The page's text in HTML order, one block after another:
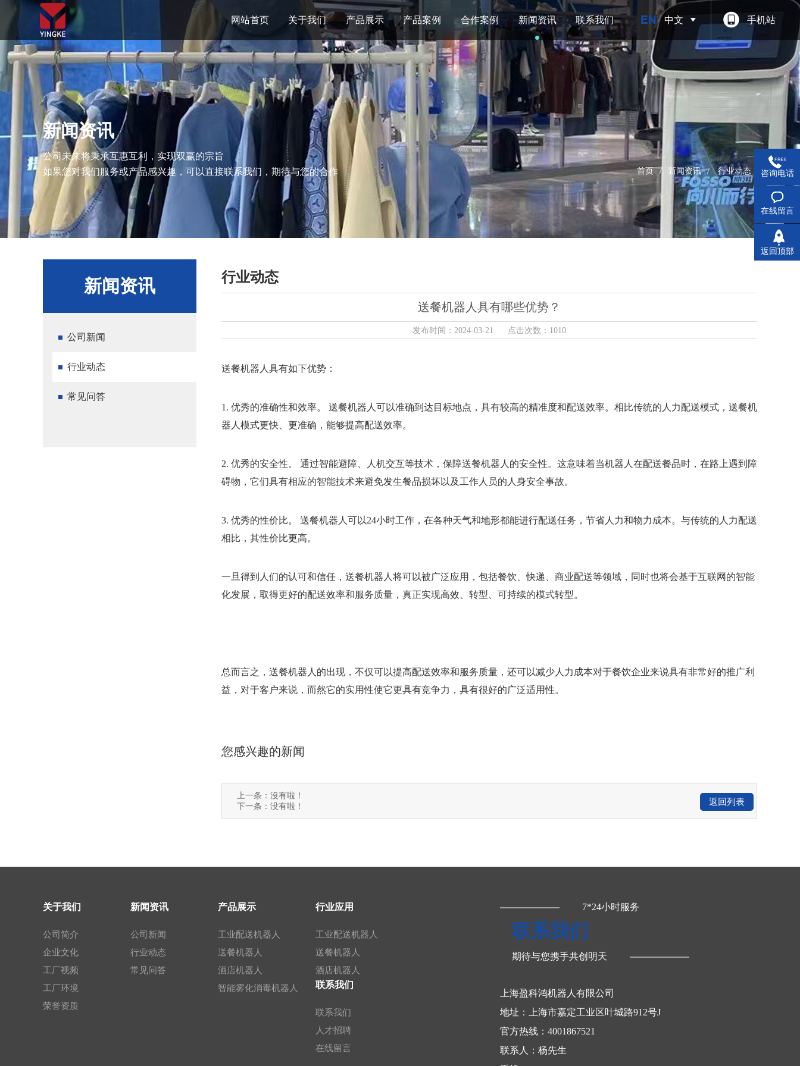
手机站
中文
网站首页 关于我们 产品展示 产品案例 合作案例 新闻资讯 联系我们
新闻资讯
公司未来将秉承互惠互利，实现双赢的宗旨
如果您对我们服务或产品感兴趣，可以直接联系我们，期待与您的合作
首页 / 新闻资讯 / 行业动态
新闻资讯
公司新闻
行业动态
常见问答
行业动态
送餐机器人具有哪些优势？
发布时间：2024-03-21 点击次数：1010
送餐机器人具有如下优势：
1. 优秀的准确性和效率。 送餐机器人可以准确到达目标地点，具有较高的精准度和配送效率。相比传统的人力配送模式，送餐机
器人模式更快、更准确，能够提高配送效率。
2. 优秀的安全性。 通过智能避障、人机交互等技术，保障送餐机器人的安全性。这意味着当机器人在配送餐品时，在路上遇到障
碍物，它们具有相应的智能技术来避免发生餐品损坏以及工作人员的人身安全事故。
3. 优秀的性价比。 送餐机器人可以24小时工作，在各种天气和地形都能进行配送任务，节省人力和物力成本。与传统的人力配送
相比，其性价比更高。
一旦得到人们的认可和信任，送餐机器人将可以被广泛应用，包括餐饮、快递、商业配送等领域，同时也将会基于互联网的智能
化发展，取得更好的配送效率和服务质量，真正实现高效、转型、可持续的模式转型。
总而言之，送餐机器人的出现，不仅可以提高配送效率和服务质量，还可以减少人力成本对于餐饮企业来说具有非常好的推广利
益，对于客户来说，而然它的实用性使它更具有竞争力，具有很好的广泛适用性。
您感兴趣的新闻
上一条：沒有啦！
下一条：没有啦！
返回列表
关于我们
公司简介
企业文化
工厂视频
工厂环境
荣誉资质
新闻资讯
公司新闻
行业动态
常见问答
产品展示
工业配送机器人
送餐机器人
酒店机器人
智能雾化消毒机器人
行业应用
工业配送机器人
送餐机器人
酒店机器人
联系我们
联系我们
人才招聘
在线留言
7*24小时服务
联系我们
期待与您携手共创明天
上海盈科鸿机器人有限公司
地址：上海市嘉定工业区叶城路912号J
官方热线：4001867521
联系人：杨先生
咨询电话
在线留言
返回顶部